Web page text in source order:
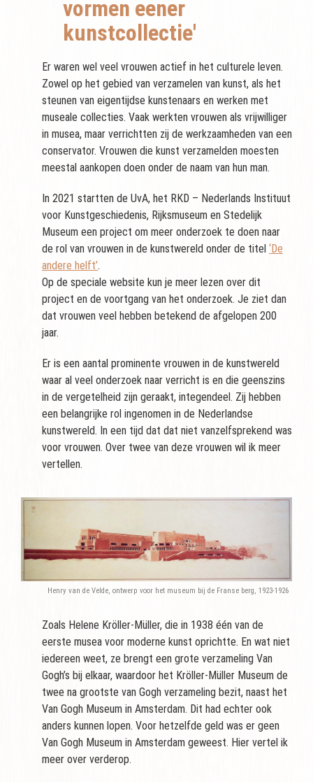
vormen eener
kunstcollectie'
Er waren wel veel vrouwen actief in het culturele leven.
Zowel op het gebied van verzamelen van kunst, als het
steunen van eigentijdse kunstenaars en werken met
museale collecties. Vaak werkten vrouwen als vrijwilliger
in musea, maar verrichtten zij de werkzaamheden van een
conservator. Vrouwen die kunst verzamelden moesten
meestal aankopen doen onder de naam van hun man.
In 2021 startten de UvA, het RKD – Nederlands Instituut
voor Kunstgeschiedenis, Rijksmuseum en Stedelijk
Museum een project om meer onderzoek te doen naar
de rol van vrouwen in de kunstwereld onder de titel ‘De
andere helft’.
Op de speciale website kun je meer lezen over dit
project en de voortgang van het onderzoek. Je ziet dan
dat vrouwen veel hebben betekend de afgelopen 200
jaar.
Er is een aantal prominente vrouwen in de kunstwereld
waar al veel onderzoek naar verricht is en die geenszins
in de vergetelheid zijn geraakt, integendeel. Zij hebben
een belangrijke rol ingenomen in de Nederlandse
kunstwereld. In een tijd dat dat niet vanzelfsprekend was
voor vrouwen. Over twee van deze vrouwen wil ik meer
vertellen.
Henry van de Velde, ontwerp voor het museum bij de Franse berg, 1923-1926
Zoals Helene Kröller-Müller, die in 1938 één van de
eerste musea voor moderne kunst oprichtte. En wat niet
iedereen weet, ze brengt een grote verzameling Van
Gogh’s bij elkaar, waardoor het Kröller-Müller Museum de
twee na grootste van Gogh verzameling bezit, naast het
Van Gogh Museum in Amsterdam. Dit had echter ook
anders kunnen lopen. Voor hetzelfde geld was er geen
Van Gogh Museum in Amsterdam geweest. Hier vertel ik
meer over verderop.